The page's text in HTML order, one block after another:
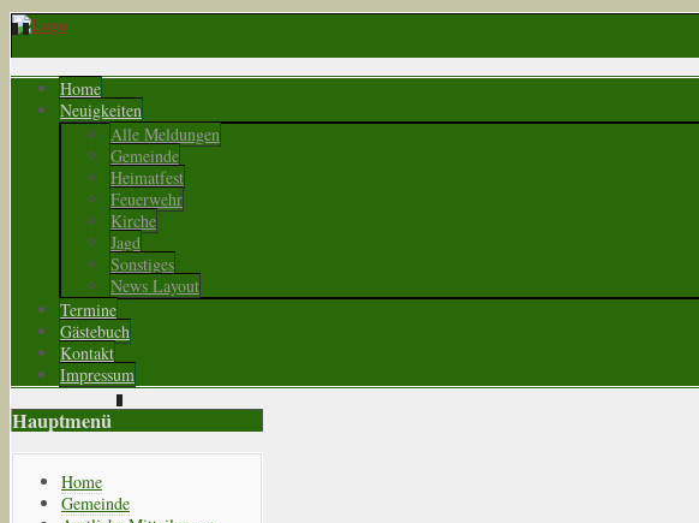
Home
Neuigkeiten
Alle Meldungen
Gemeinde
Heimatfest
Feuerwehr
Kirche
Jagd
Sonstiges
News Layout
Termine
Gästebuch
Kontakt
Impressum
Hauptmenü
Home
Gemeinde